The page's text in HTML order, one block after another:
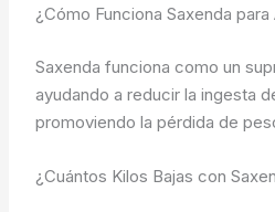
¿Cómo Funciona Saxenda para
Saxenda funciona como un
ayudando a reducir la ingesta
promoviendo la pérdida de
¿Cuántos Kilos Bajas con